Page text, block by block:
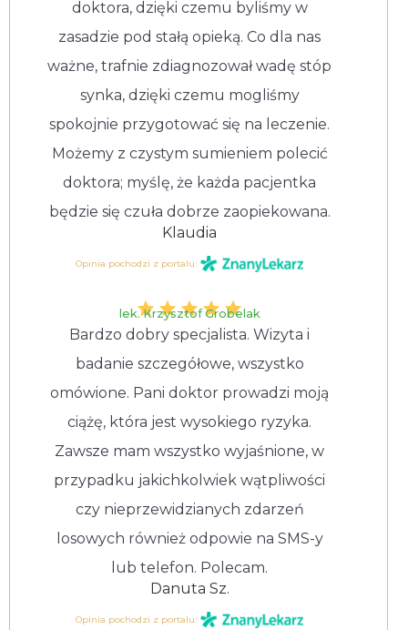
doktora, dzięki czemu byliśmy w
zasadzie pod stałą opieką. Co dla nas
ważne, trafnie zdiagnozował wadę stóp
synka, dzięki czemu mogliśmy
spokojnie przygotować się na leczenie.
Możemy z czystym sumieniem polecić
doktora; myślę, że każda pacjentka
będzie się czuła dobrze zaopiekowana.
Klaudia
Opinia pochodzi z portalu:
lek. Krzysztof Grobelak
Bardzo dobry specjalista. Wizyta i
badanie szczegółowe, wszystko
omówione. Pani doktor prowadzi moją
ciążę, która jest wysokiego ryzyka.
Zawsze mam wszystko wyjaśnione, w
przypadku jakichkolwiek wątpliwości
czy nieprzewidzianych zdarzeń
losowych również odpowie na SMS-y
lub telefon. Polecam.
Danuta Sz.
Opinia pochodzi z portalu: